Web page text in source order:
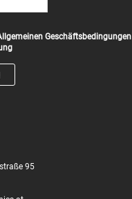
Geschäftsbedingungen
95